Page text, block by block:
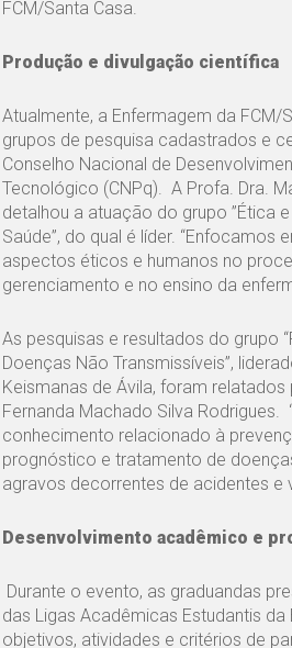
FCM/Santa Casa.
Produção e divulgação científica
Atualmente, a Enfermagem da FCM/
grupos de pesquisa cadastrados e
Conselho Nacional de
Tecnológico (CNPq). A Profa. Dra.
detalhou a atuação do grupo ”Ética
Saúde”, do qual é líder. “Enfocamos
aspectos éticos e humanos no
gerenciamento e no ensino da
As pesquisas e resultados do grupo
Doenças Não Transmissíveis”,
Keismanas de Ávila, foram relatados
Fernanda Machado Silva Rodrigues.
conhecimento relacionado à
prognóstico e tratamento de
agravos decorrentes de acidentes e
Desenvolvimento acadêmico e
Durante o evento, as graduandas
das Ligas Acadêmicas Estudantis
objetivos, atividades e critérios de